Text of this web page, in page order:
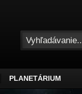
PLANETÁRIUM